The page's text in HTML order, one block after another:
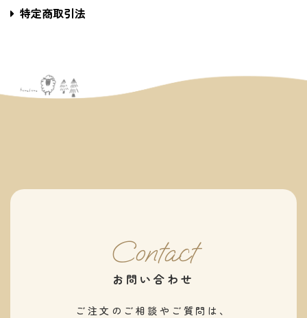
特定商取引法
Contact
お問い合わせ
ご注文のご相談やご質問は、